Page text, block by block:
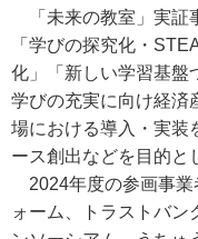
「未来の教室」実証
「学びの探究化・
化」「新しい学習基盤
学びの充実に向け経済
場における導入・実装
ース創出などを目的と
2024年度の参画事業
ォーム、トラストバン